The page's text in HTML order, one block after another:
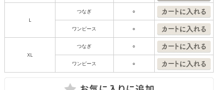
L
つなぎ ○
ワンピース ○
XL
つなぎ ○
ワンピース ○